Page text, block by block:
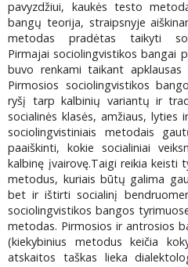
pavyzdžiui, kaukės testo
bangų teorija, straipsnyje
metodas pradėtas taikyti
Pirmajai sociolingvistikos bangai
buvo renkami taikant
Pirmosios sociolingvistikos
ryšį tarp kalbinių variantų ir
socialinės klasės, amžiaus, lyties
sociolingvistiniais metodais
paaiškinti, kokie socialiniai
kalbinę įvairovę.Taigi reikia
metodus, kuriais būtų galima
bet ir ištirti socialinį
sociolingvistikos bangos
metodas. Pirmosios ir antrosios
(kiekybinius metodus keičia
atskaitos taškas lieka